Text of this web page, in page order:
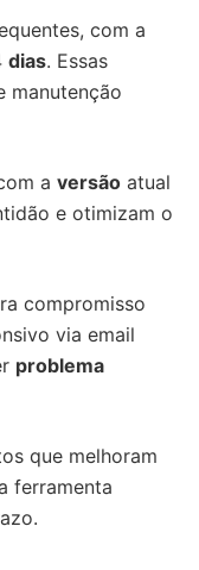
com a
dias. Essas
manutenção
a versão atual
e otimizam o
compromisso
via email
problema
que melhoram
ferramenta